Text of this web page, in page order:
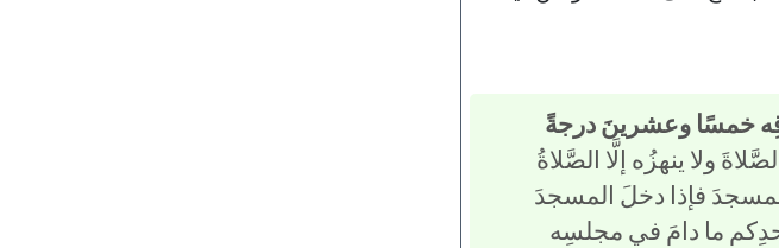
خمسًا وعشرينَ درجةً
ولا ينهزُه إلَّا الصَّلاةُ
فإذا دخلَ المسجدَ
ما دامَ في مجلسِه